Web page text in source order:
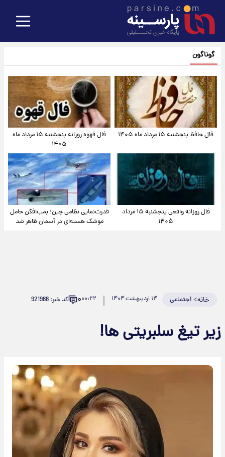
گوناگون
فال حافظ پنجشنبه ۱۵ مرداد ماه ۱۴۰۵
فال قهوه روزانه پنجشنبه ۱۵ مرداد ماه
۱۴۰۵
فال روزانه واقعی پنجشنبه ۱۵ مرداد
۱۴۰۵
قدرت‌نمایی نظامی چین؛ بمب‌افکن حامل
موشک هسته‌ای در آسمان ظاهر شد
خانه>اجتماعی ۱۴ اردیبهشت ۱۴۰۴ ۰۰:۲۲۰ کد خبر: 921988
زیر تیغ سلبریتی ها!